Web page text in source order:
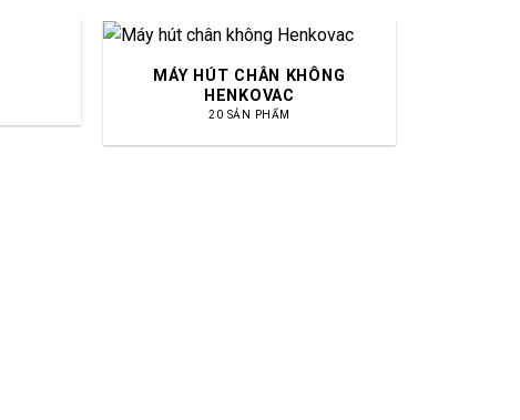
MÁY HÚT CHÂN KHÔNG
HENKOVAC
20 SẢN PHẨM